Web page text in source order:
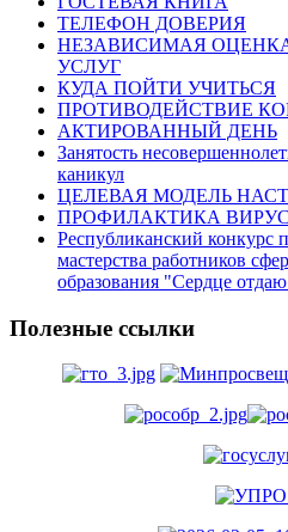
ТЕЛЕФОН ДОВЕРИЯ
НЕЗАВИСИМАЯ
УСЛУГ
КУДА ПОЙТИ УЧИТЬСЯ
ПРОТИВОДЕЙСТВИЕ
АКТИРОВАННЫЙ ДЕНЬ
Занятость
каникул
ЦЕЛЕВАЯ МОДЕЛЬ
ПРОФИЛАКТИКА
Республиканский конкурс
мастерства работников
образования "Сердце
Полезные ссылки